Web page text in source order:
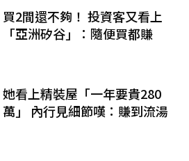
買2間還不夠！ 投資客又看上
「亞洲矽谷」：隨便買都賺
她看上精裝屋「一年要貴280
萬」 內行見細節嘆：賺到流湯